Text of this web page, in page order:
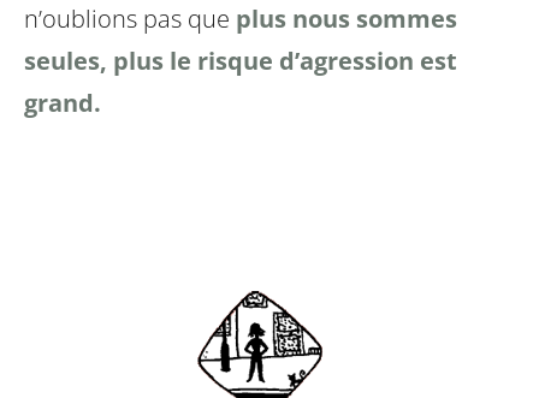
n’oublions pas que plus nous sommes
seules, plus le risque d’agression est
grand.